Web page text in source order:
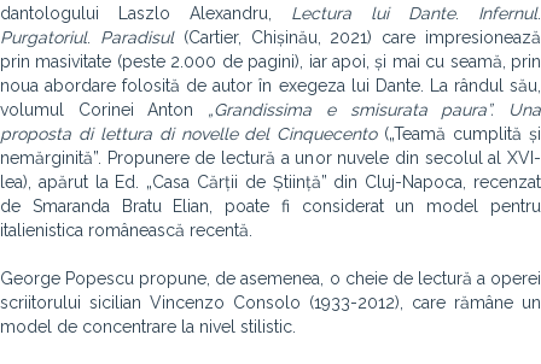
dantologului Laszlo Alexandru, Lectura lui Dante. Infernul.
Purgatoriul. Paradisul(Cartier, Chișinău, 2021) care impresionează
prin masivitate (peste 2.000 de pagini), iar apoi, și mai cu seamă, prin
noua abordare folosită de autor în exegeza lui Dante. La rândul său,
volumul Corinei Anton „Grandissima e smisurata paura”. Una
proposta di lettura di novelle del Cinquecento(„Teamă cumplită și
nemărginită”. Propunere de lectură a unor nuvele din secolul al XVI-
lea), apărut la Ed. „Casa Cărții de Știință” din Cluj-Napoca, recenzat
de Smaranda Bratu Elian, poate fi considerat un model pentru
italienistica românească recentă.
George Popescu propune, de asemenea, o cheie de lectură a operei
scriitorului sicilian Vincenzo Consolo (1933-2012), care rămâne un
model de concentrare la nivel stilistic.